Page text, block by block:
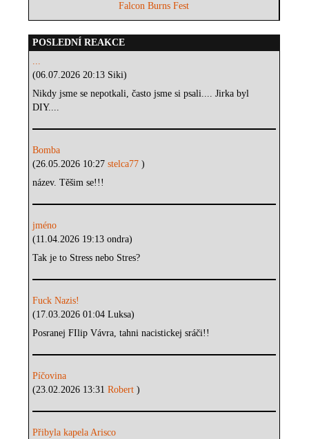
Falcon Burns Fest
POSLEDNÍ REAKCE
...
(06.07.2026 20:13 Siki)
Nikdy jsme se nepotkali, často jsme si psali.... Jirka byl
DIY....
Bomba
(26.05.2026 10:27stelca77)
název. Těšim se!!!
jméno
(11.04.2026 19:13 ondra)
Tak je to Stress nebo Stres?
Fuck Nazis!
(17.03.2026 01:04 Luksa)
Posranej FIlip Vávra, tahni nacistickej sráči!!
Píčovina
(23.02.2026 13:31Robert)
Přibyla kapela Arisco